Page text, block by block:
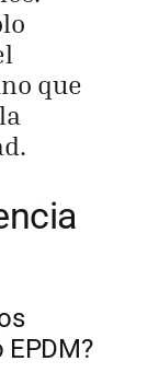
que